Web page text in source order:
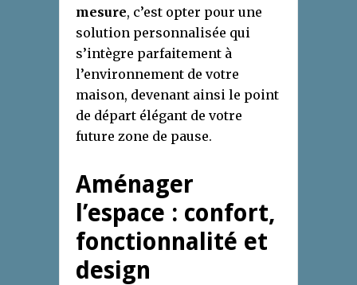
mesure, c’est opter pour une
solution personnalisée qui
s’intègre parfaitement à
l’environnement de votre
maison, devenant ainsi le point
de départ élégant de votre
future zone de pause.
Aménager
l’espace : confort,
fonctionnalité et
design